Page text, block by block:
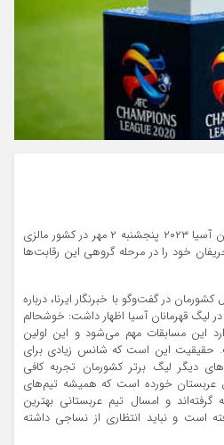
قرعه کشی رقابت‌های لیگ قهرمانان آسیا ۲۰۲۳ پنجشنبه ۲ مهر در کشور مالزی
خود را در مرحله گروهی این رقابت‌ها
در گفت‌وگو با خبرنگار ایرنا، درباره
لیگ قهرمانان آسیا اظهار داشت: خوشحالم
این مسابقات مهم می‌شود و این اولین
حقیقیت این است که شانس زیادی برای
دیگر لیگ برتر کشورمان تجربه کافی
عربستان خورده است که همیشه تیم‌های
گرفته‌اند و امسال تیم عربستانی بهترین
است و نباید انتظاری از نساجی داشته